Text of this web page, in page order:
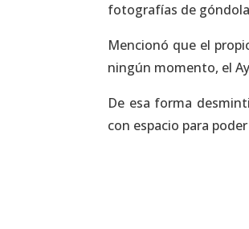
fotografías de
Mencionó que el
ningún momento, el
De esa forma
con espacio para